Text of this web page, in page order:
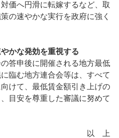
価へ円滑に転嫁するなど、取
の速やかな実行を政府に強く
かな発効を重視する
答申後に開催される地方最低
臨む地方連合会等は、すべて
けて、最低賃金額引き上げの
目安を尊重した審議に努めて
以 上